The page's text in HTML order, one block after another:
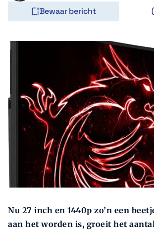
Zoeken
Bewaar bericht
Nu 27 inch en 1440p zo’n een
aan het worden is, groeit het